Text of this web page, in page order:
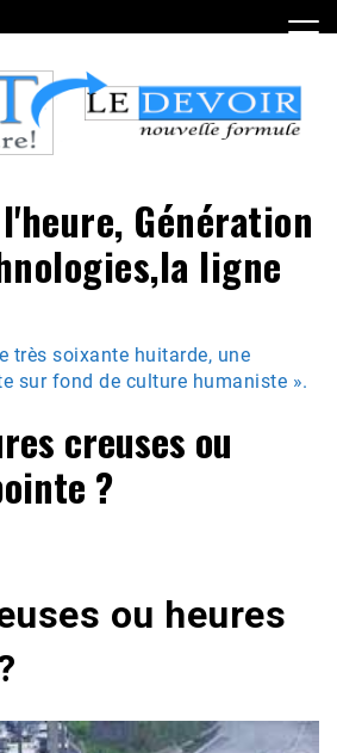
Génération
ligne
très soixante huitarde, une
sur fond de culture humaniste ».
creuses ou
?
ou heures